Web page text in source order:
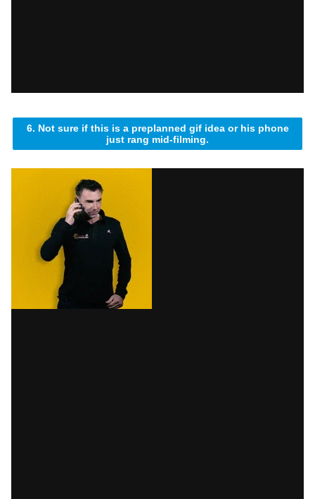
6. Not sure if this is a preplanned gif idea or his phone
just rang mid-filming.